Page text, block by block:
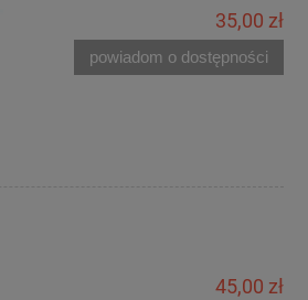
35,00 zł
powiadom o dostępności
45,00 zł